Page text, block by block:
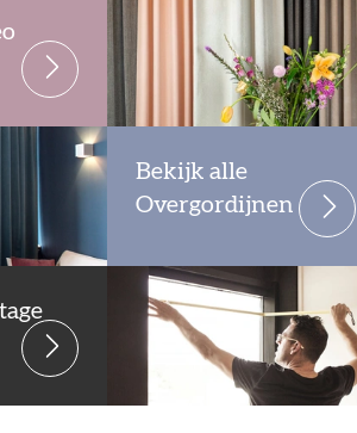
Bekijk alle
Overgordijnen